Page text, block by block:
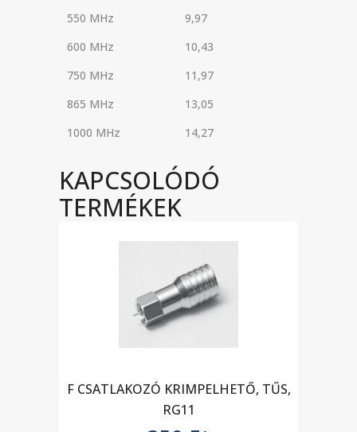
550 MHz
9,97
600 MHz
10,43
750 MHz
11,97
865 MHz
13,05
1000 MHz
14,27
KAPCSOLÓDÓ
TERMÉKEK
F CSATLAKOZÓ KRIMPELHETŐ, TŰS,
RG11